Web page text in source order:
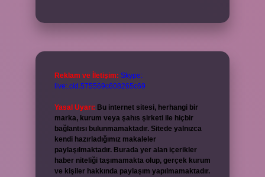
Reklam ve İletişim: Skype:
live:.cid.575569c608265c69
Yasal Uyarı: Bu internet sitesi, herhangi bir
marka, kurum veya şahıs şirketi ile hiçbir
bağlantısı bulunmamaktadır. Sitede yalnızca
kendi hazırladığımız makaleler
paylaşılmaktadır. Burada yer alan içerikler
haber niteliği taşımamakta olup, gerçek kurum
ve kişiler hakkında paylaşım yapılmamaktadır.